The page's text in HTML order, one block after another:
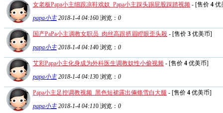
女老板Papa小主细跟凉鞋戏奴_Papa小主踩头踢屁股踩踏视频 - [售价 4 优
papa小主 2018-1-4 04:160 浏览： 0
国产PaPa小主调教女职员_肉丝高跟挤眉瞪眼歪头殺 - [售价 3 优美币]
papa小主 2018-1-4 04:140 浏览： 0
艾彩Papa小主化身成为外科医生调教奴性小偷视频 - [售价 4 优美币]
papa小主 2018-1-4 04:130 浏览： 0
Papa小主足控调教视频_黑色短裙露出倆條雪白大腿 - [售价 4 优美币]
papa小主 2018-1-4 04:110 浏览： 0